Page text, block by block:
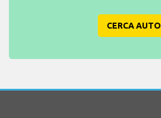
CERCA AUTO